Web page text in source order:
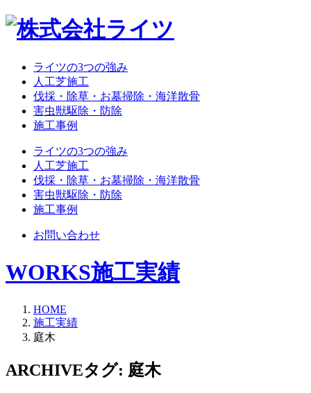
ライツの3つの強み
人工芝施工
伐採・除草・お墓掃除・海洋散骨
害虫獣駆除・防除
施工事例
ライツの3つの強み
人工芝施工
伐採・除草・お墓掃除・海洋散骨
害虫獣駆除・防除
施工事例
お問い合わせ
WORKS施工実績
HOME
施工実績
庭木
ARCHIVEタグ: 庭木